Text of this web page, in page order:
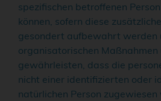
spezifischen betroffenen
können, sofern diese
gesondert aufbewahrt werden
organisatorischen Maßnahmen
gewährleisten, dass die
nicht einer identifizierten oder
natürlichen Person zugewiesen